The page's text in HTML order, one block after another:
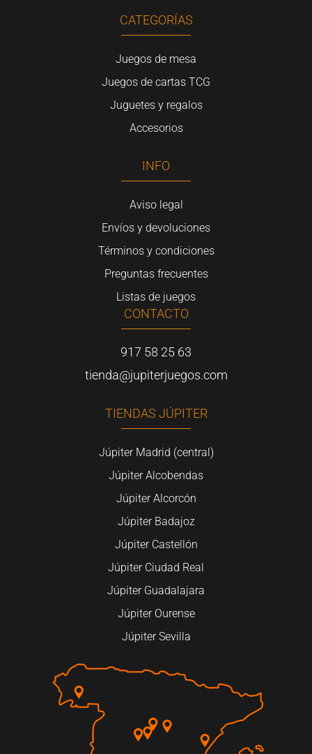
CATEGORÍAS
Juegos de mesa
Juegos de cartas TCG
Juguetes y regalos
Accesorios
INFO
Aviso legal
Envíos y devoluciones
Términos y condiciones
Preguntas frecuentes
Listas de juegos
CONTACTO
917 58 25 63
tienda@jupiterjuegos.com
TIENDAS JÚPITER
Júpiter Madrid (central)
Júpiter Alcobendas
Júpiter Alcorcón
Júpiter Badajoz
Júpiter Castellón
Júpiter Ciudad Real
Júpiter Guadalajara
Júpiter Ourense
Júpiter Sevilla